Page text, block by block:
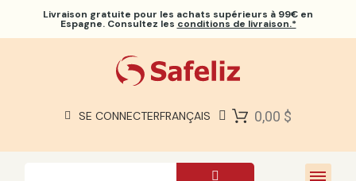
Livraison gratuite pour les achats supérieurs à 99€ en
Espagne. Consultez les conditions de livraison.*
SE CONNECTERFRANÇAIS 0,00 $